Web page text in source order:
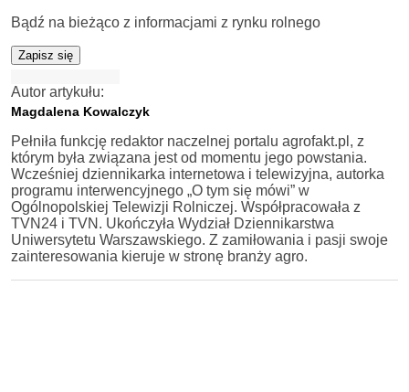
Bądź na bieżąco z informacjami z rynku rolnego
Zapisz się
Autor artykułu:
Magdalena Kowalczyk
Pełniła funkcję redaktor naczelnej portalu agrofakt.pl, z
którym była związana jest od momentu jego powstania.
Wcześniej dziennikarka internetowa i telewizyjna, autorka
programu interwencyjnego „O tym się mówi” w
Ogólnopolskiej Telewizji Rolniczej. Współpracowała z
TVN24 i TVN. Ukończyła Wydział Dziennikarstwa
Uniwersytetu Warszawskiego. Z zamiłowania i pasji swoje
zainteresowania kieruje w stronę branży agro.